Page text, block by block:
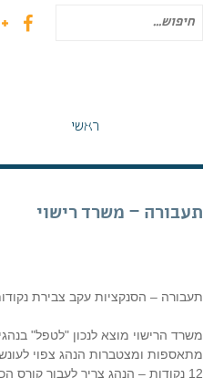
ראשי
תעבורה – משרד רישוי
תעבורה – הסנקציות עקב צבירת
משרד הרישוי מוצא לנכון "לטפל"
מתאספות ומצטברות הנהג צפוי
12 נקודות – הנהג צריך לעבור קורס הכולל 3 מפגשים.